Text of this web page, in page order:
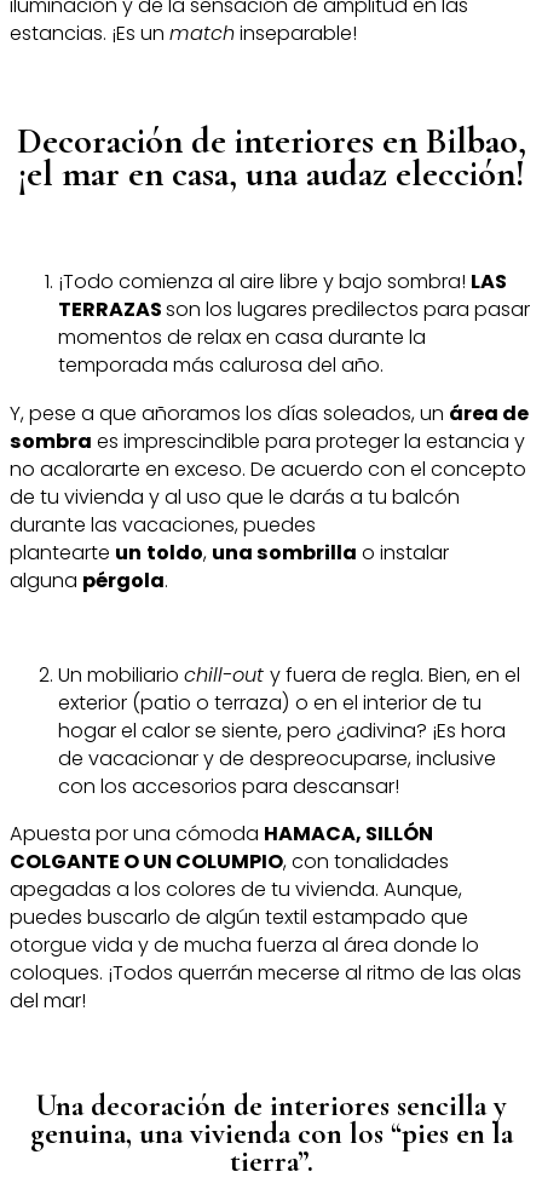
estancias. ¡Es un matchinseparable!
Decoración de interiores en Bilbao,
¡el mar en casa, una audaz elección!
¡Todo comienza al aire libre y bajo sombra! LAS
TERRAZASson los lugares predilectos para pasar
momentos de relax en casa durante la
temporada más calurosa del año.
Y, pese a que añoramos los días soleados, un área de
sombra es imprescindible para proteger la estancia y
no acalorarte en exceso. De acuerdo con el concepto
de tu vivienda y al uso que le darás a tu balcón
durante las vacaciones, puedes
plantearte un toldo, una sombrilla o instalar
alguna pérgola.
Un mobiliario chill-out y fuera de regla. Bien, en el
exterior (patio o terraza) o en el interior de tu
hogar el calor se siente, pero ¿adivina? ¡Es hora
de vacacionar y de despreocuparse, inclusive
con los accesorios para descansar!
Apuesta por una cómoda HAMACA, SILLÓN
COLGANTE O UN COLUMPIO, con tonalidades
apegadas a los colores de tu vivienda. Aunque,
puedes buscarlo de algún textil estampado que
otorgue vida y de mucha fuerza al área donde lo
coloques. ¡Todos querrán mecerse al ritmo de las olas
del mar!
Una decoración de interiores sencilla y
genuina, una vivienda con los “pies en la
tierra”.